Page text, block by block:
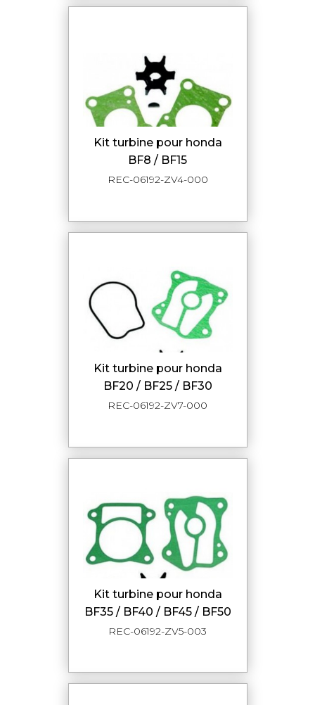
kit turbine pour honda
BF8 / BF15
REC-06192-ZV4-000
kit turbine pour honda
BF20 / BF25 / BF30
REC-06192-ZV7-000
kit turbine pour honda
BF35 / BF40 / BF45 / BF50
REC-06192-ZV5-003